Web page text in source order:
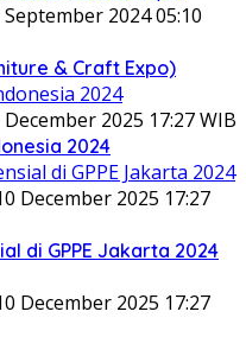
September 2024 05:10
& Craft Expo)
December 2025 17:27 WIB
2024
December 2025 17:27
di GPPE Jakarta 2024
December 2025 17:27